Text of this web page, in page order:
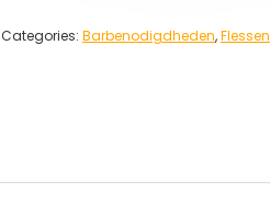
Categories: Barbenodigdheden,Flessen